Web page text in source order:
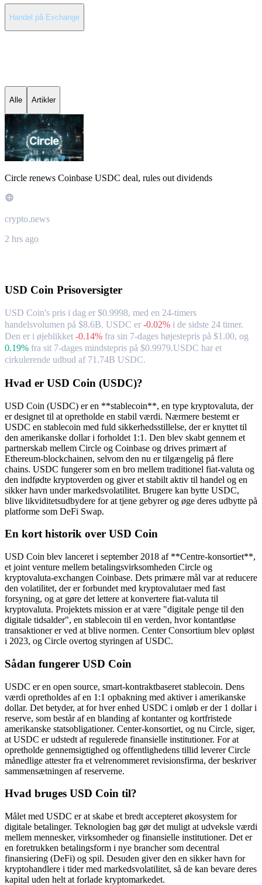
Handel på Exchange
Alle Artikler
Circle renews Coinbase USDC deal, rules out dividends
crypto.news
2 hrs ago
USD Coin Prisoversigter
USD Coin's pris i dag er $0.9998, med en 24-timers
handelsvolumen på $8.6B. USDC er -0.02% i de sidste 24 timer.
Den er i øjeblikket -0.14% fra sin 7-dages højestepris på $1.00, og
0.19% fra sit 7-dages mindstepris på $0.9979.USDC har et
cirkulerende udbud af 71.74B USDC.
Hvad er USD Coin (USDC)?
USD Coin (USDC) er en **stablecoin**, en type kryptovaluta, der
er designet til at opretholde en stabil værdi. Nærmere bestemt er
USDC en stablecoin med fuld sikkerhedsstillelse, der er knyttet til
den amerikanske dollar i forholdet 1:1. Den blev skabt gennem et
partnerskab mellem Circle og Coinbase og drives primært af
Ethereum-blockchainen, selvom den nu er tilgængelig på flere
chains. USDC fungerer som en bro mellem traditionel fiat-valuta og
den indfødte kryptoverden og giver et stabilt aktiv til handel og en
sikker havn under markedsvolatilitet. Brugere kan bytte USDC,
blive likviditetsudbydere for at tjene gebyrer og øge deres udbytte på
platforme som DeFi Swap.
En kort historik over USD Coin
USD Coin blev lanceret i september 2018 af **Centre-konsortiet**,
et joint venture mellem betalingsvirksomheden Circle og
kryptovaluta-exchangen Coinbase. Dets primære mål var at reducere
den volatilitet, der er forbundet med kryptovalutaer med fast
forsyning, og at gøre det lettere at konvertere fiat-valuta til
kryptovaluta. Projektets mission er at være "digitale penge til den
digitale tidsalder", en stablecoin til en verden, hvor kontantløse
transaktioner er ved at blive normen. Center Consortium blev opløst
i 2023, og Circle overtog styringen af USDC.
Sådan fungerer USD Coin
USDC er en open source, smart-kontraktbaseret stablecoin. Dens
værdi opretholdes af en 1:1 opbakning med aktiver i amerikanske
dollar. Det betyder, at for hver enhed USDC i omløb er der 1 dollar i
reserve, som består af en blanding af kontanter og kortfristede
amerikanske statsobligationer. Center-konsortiet, og nu Circle, siger,
at USDC er udstedt af regulerede finansielle institutioner. For at
opretholde gennemsigtighed og offentlighedens tillid leverer Circle
månedlige attester fra et velrenommeret revisionsfirma, der beskriver
sammensætningen af reserverne.
Hvad bruges USD Coin til?
Målet med USDC er at skabe et bredt accepteret økosystem for
digitale betalinger. Teknologien bag gør det muligt at udveksle værdi
mellem mennesker, virksomheder og finansielle institutioner. Det er
en foretrukken betalingsform i nye brancher som decentral
finansiering (DeFi) og spil. Desuden giver den en sikker havn for
kryptohandlere i tider med markedsvolatilitet, så de kan bevare deres
kapital uden helt at forlade kryptomarkedet.